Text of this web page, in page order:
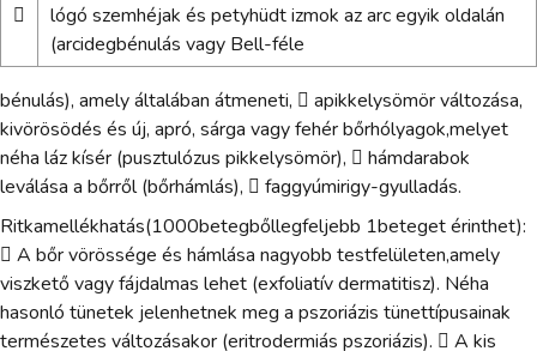

lógó szemhéjak és petyhüdt izmok az arc egyik oldalán
(arcidegbénulás vagy Bell-féle
bénulás), amely általában átmeneti,  apikkelysömör változása,
kivörösödés és új, apró, sárga vagy fehér bőrhólyagok,melyet
néha láz kísér (pusztulózus pikkelysömör),  hámdarabok
leválása a bőrről (bőrhámlás),  faggyúmirigy-gyulladás.
Ritkamellékhatás(1000betegbőllegfeljebb 1beteget érinthet):
 A bőr vörössége és hámlása nagyobb testfelületen,amely
viszkető vagy fájdalmas lehet (exfoliatív dermatitisz). Néha
hasonló tünetek jelenhetnek meg a pszoriázis tünettípusainak
természetes változásakor (eritrodermiás pszoriázis).  A kis